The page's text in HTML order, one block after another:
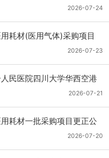
公开招标公告
2026-07-24
耗材(医用气体)采购项目
2026-07-23
民医院四川大学华西空港
医用耗材采购项目招标公告
2026-07-21
耗材一批采购项目更正公
2026-07-20